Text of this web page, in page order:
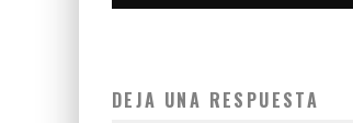
DEJA UNA RESPUESTA